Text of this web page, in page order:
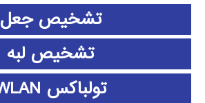
تشخیص جعل
تشخیص لبه
تولباکس WLAN